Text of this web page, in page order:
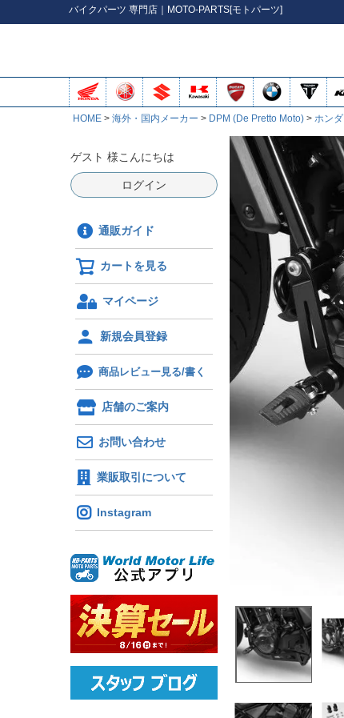
バイクパーツ 専門店｜MOTO-PARTS[モトパーツ]
HOME 海外・国内メーカー DPM (De Pretto Moto) ホンダ
ゲスト 様こんにちは
ログイン
通販ガイド
カートを見る
マイページ
新規会員登録
商品レビュー見る/書く
店舗のご案内
お問い合わせ
業販取引について
Instagram